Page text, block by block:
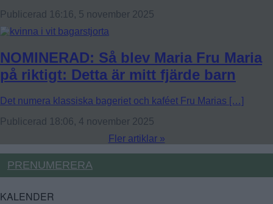
Publicerad 16:16, 5 november 2025
NOMINERAD: Så blev Maria Fru Maria
på riktigt: Detta är mitt fjärde barn
Det numera klassiska bageriet och kaféet Fru Marias […]
Publicerad 18:06, 4 november 2025
Fler artiklar »
PRENUMERERA
KALENDER